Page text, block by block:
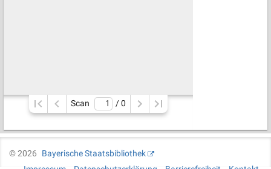
Scan / 0
©2026
Bayerische Staatsbibliothek